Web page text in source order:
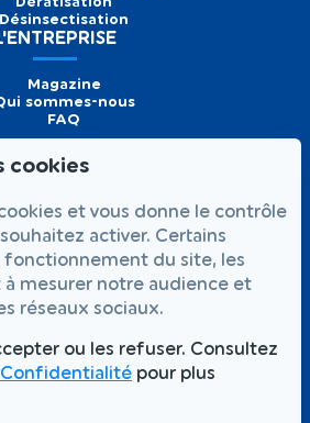
Désinsectisation
Magazine
sommes-nous
FAQ
Formulaire de
contact
Prendre
rendez-vous
NOUS SUIVRE
7j/7
en Île-de-France
Votre satisfaction,
cookies
et vous donne le contrôle
activer. Certains
fonctionnement du site, les
à mesurer notre audience et
réseaux sociaux.
ou les refuser. Consultez
pour plus